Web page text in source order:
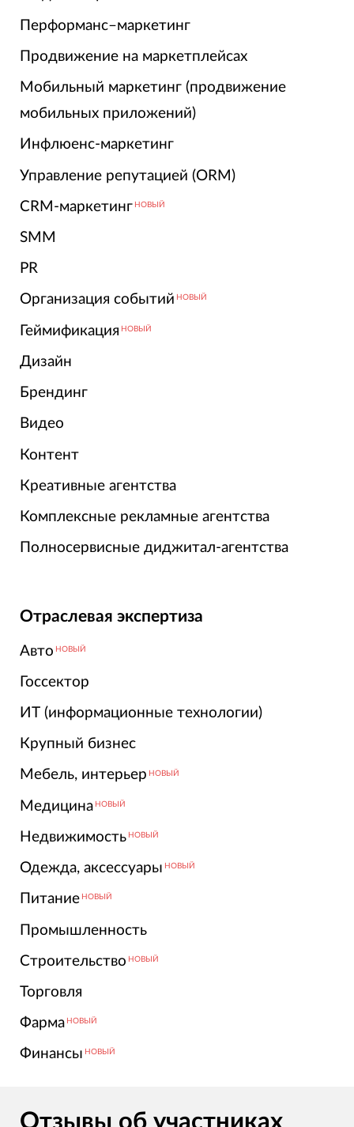
Перформанс–маркетинг
Продвижение на маркетплейсах
Мобильный маркетинг (продвижение
мобильных приложений)
Инфлюенс-маркетинг
Управление репутацией (ORM)
CRM-маркетинг НОВЫЙ
SMM
PR
Организация событий НОВЫЙ
Геймификация НОВЫЙ
Дизайн
Брендинг
Видео
Контент
Креативные агентства
Комплексные рекламные агентства
Полносервисные диджитал-агентства
Отраслевая экспертиза
Авто НОВЫЙ
Госсектор
ИТ (информационные технологии)
Крупный бизнес
Мебель, интерьер НОВЫЙ
Медицина НОВЫЙ
Недвижимость НОВЫЙ
Одежда, аксессуары НОВЫЙ
Питание НОВЫЙ
Промышленность
Строительство НОВЫЙ
Торговля
Фарма НОВЫЙ
Финансы НОВЫЙ
Отзывы об участниках